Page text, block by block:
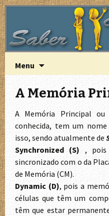
Saber com
A Lógica do
Menu
o
conteúdo
A Memória
A Memória Principal ou
conhecida, tem um
isso, sendo atualmente de
Synchronized (S) , pois
sincronizado com o da
de Memória (CM).
Dynamic (D), pois a
células que têm um
têm que estar